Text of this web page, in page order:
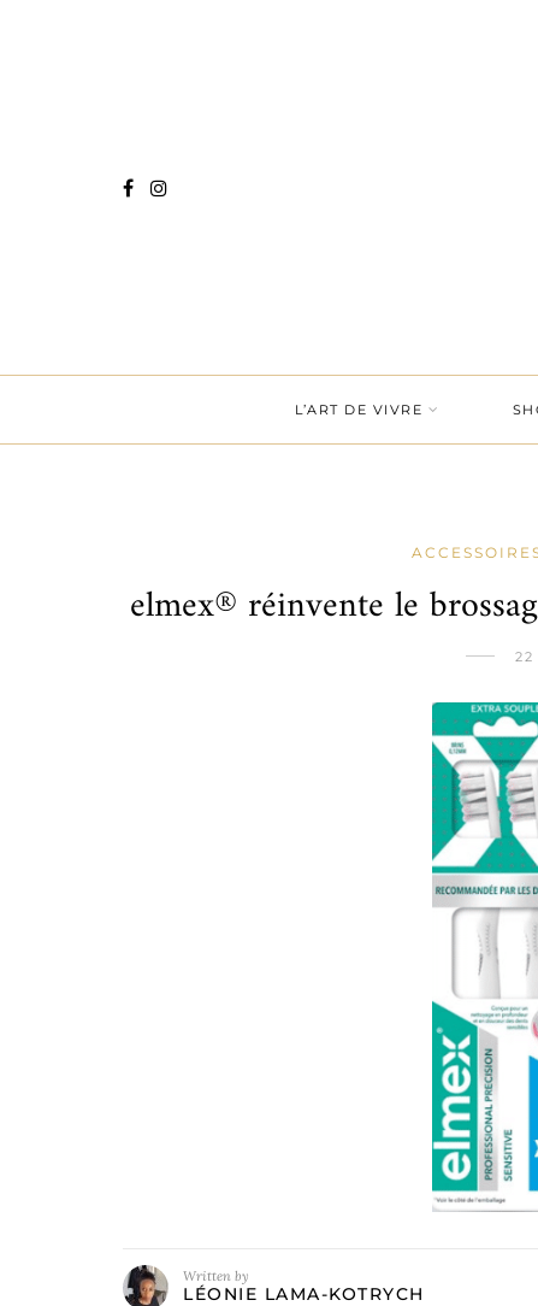
L’ART DE VIVRE
elmex® réinvente le
22
Written by
LÉONIE LAMA-KOTRYCH